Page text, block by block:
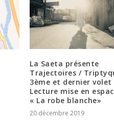
La Saeta présente
Trajectoires /
3ème et dernier volet
Lecture mise en
« La robe blanche»
20 décembre 2019